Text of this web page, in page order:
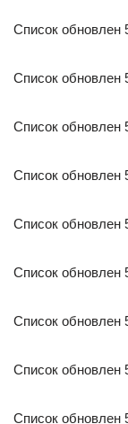
Список обновлен
Список обновлен
Список обновлен
Список обновлен
Список обновлен
Список обновлен
Список обновлен
Список обновлен
Список обновлен